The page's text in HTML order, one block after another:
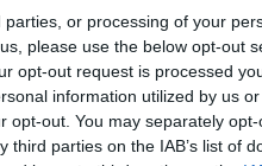
or processing of your
please use the below opt-out
opt-out request is processed
information utilized by us
opt-out. You may separately
parties on the IAB’s list of